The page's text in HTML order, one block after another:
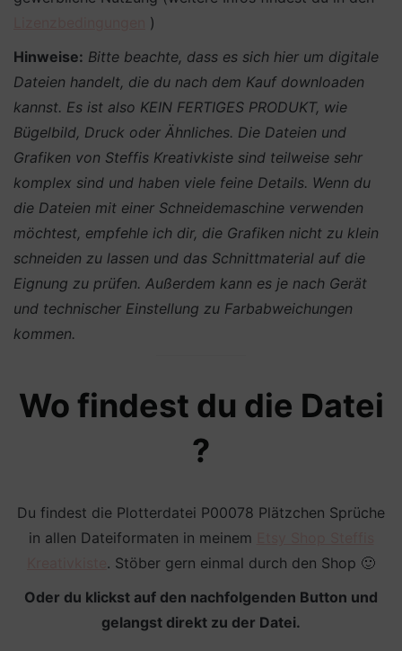
)
Hinweise: Bitte beachte, dass es sich hier um digitale
Dateien handelt, die du nach dem Kauf downloaden
kannst. Es ist also KEIN FERTIGES PRODUKT, wie
Bügelbild, Druck oder Ähnliches. Die Dateien und
Grafiken von Steffis Kreativkiste sind teilweise sehr
komplex sind und haben viele feine Details. Wenn du
die Dateien mit einer Schneidemaschine verwenden
möchtest, empfehle ich dir, die Grafiken nicht zu klein
schneiden zu lassen und das Schnittmaterial auf die
Eignung zu prüfen. Außerdem kann es je nach Gerät
und technischer Einstellung zu Farbabweichungen
kommen.
Wo findest du die Datei
?
Du findest die Plotterdatei P00078 Plätzchen Sprüche
in allen Dateiformaten in meinem
. Stöber gern einmal durch den Shop 🙂
Oder du klickst auf den nachfolgenden Button und
gelangst direkt zu der Datei.